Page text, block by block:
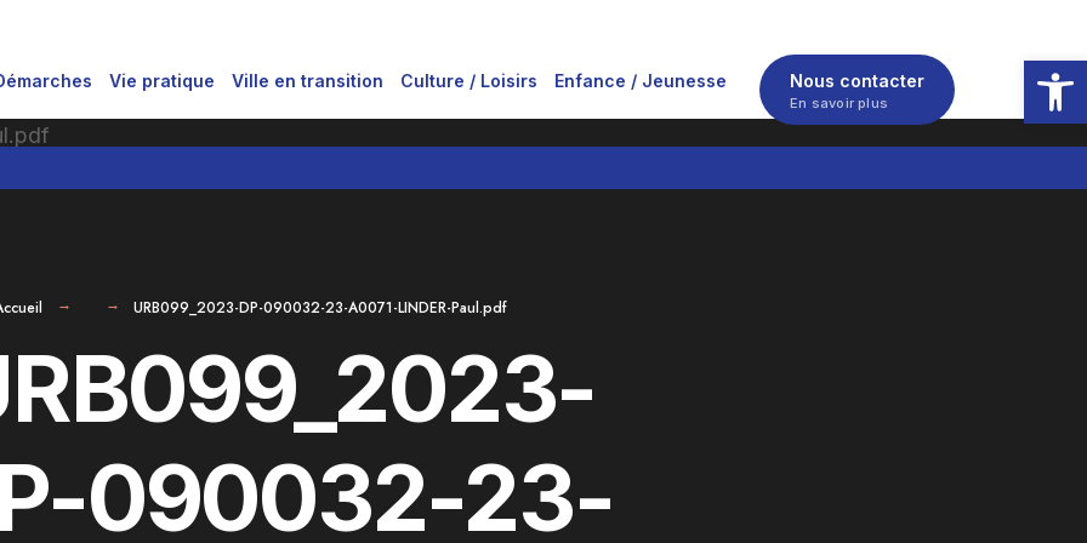
Ouvrir
Vie pratique Ville en transition Culture / Loisirs Enfance / Jeunesse Nous contacter
En savoir plus
URB099_2023-DP-090032-23-A0071-LINDER-Paul.pdf
090032-23-